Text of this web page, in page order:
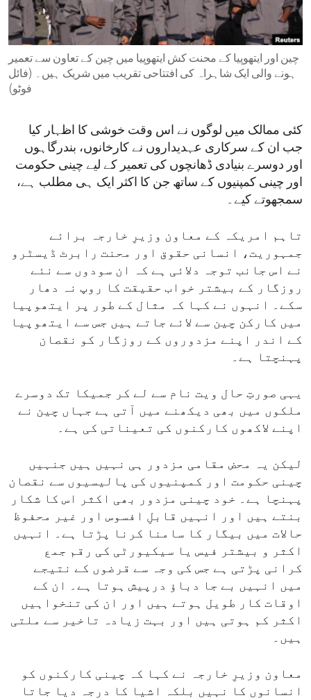
ENVIRONMENT AND HEALTH
IDEALS AND INSTITUTIONS
چین اور ایتھوپیا کے محنت کش ایتھوپیا میں چین کے تعاون سے تعمیر
ہونے والی ایک شاہراہ کی افتتاحی تقریب میں شریک ہیں۔ (فائل
فوٹو)
کئی ممالک میں لوگوں نے اس وقت خوشی کا اظہار کیا
جب ان کے سرکاری عہدیداروں نے کارخانوں، بندرگاہوں
اور دوسرے بنیادی ڈھانچوں کی تعمیر کے لیے چینی حکومت
اور چینی کمپنیوں کے ساتھ جن کا اکثر ایک ہی مطلب ہے،
سمجھوتے کیے۔
تاہم امریکہ کے معاون وزیرِ خارجہ برائے
جمہوریت، انسانی حقوق اور محنت رابرٹ ڈیسٹرو
نے اس جانب توجہ دلائی ہے کہ ان سودوں سے نئے
روزگار کے بیشتر خواب حقیقت کا روپ نہ دھار
سکے۔ انہوں نے کہا کہ مثال کے طور پر ایتھوپیا
میں کارکن چین سے لائے جاتے ہیں جس سے ایتھوپیا
کے اندر اپنے مزدوروں کے روزگار کو نقصان
پہنچتا ہے۔
یہی صورتِ حال ویت نام سے لے کر جمیکا تک دوسرے
ملکوں میں بھی دیکھنے میں آتی ہے جہاں چین نے
اپنے لاکھوں کارکنوں کی تعیناتی کی ہے۔
لیکن یہ محض مقامی مزدور ہی نہیں ہیں جنہیں
چینی حکومت اور کمپنیوں کی پالیسیوں سے نقصان
پہنچا ہے۔ خود چینی مزدور بھی اکثر اس کا شکار
بنتے ہیں اور انہیں قابلِ افسوس اور غیر محفوظ
حالات میں بیگار کا سامنا کرنا پڑتا ہے۔ انہیں
اکثر و بیشتر فیس یا سیکیورٹی کی رقم جمع
کرانی پڑتی ہے جس کی وجہ سے قرضوں کے نتیجے
میں انہیں بے جا دباؤ درپیش ہوتا ہے۔ ان کے
اوقات کار طویل ہوتے ہیں اور ان کی تنخواہیں
اکثر کم ہوتی ہیں اور بہت زیادہ تاخیر سے ملتی
ہیں۔
معاون وزیرِ خارجہ نے کہا کہ چینی کارکنوں کو
انسانوں کا نہیں بلکہ اشیا کا درجہ دیا جاتا